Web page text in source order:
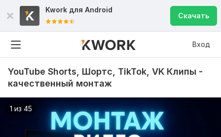
Kwork для Android
Скачать
Вход
YouTube Shorts, Шортс, TikTok, VK Клипы -
качественный монтаж
1 из 45